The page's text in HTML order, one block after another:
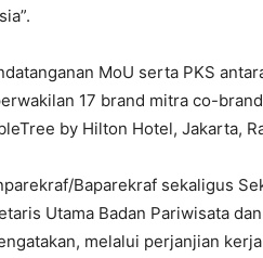
MoU serta PKS
17 brand mitra co-
by Hilton Hotel, Jakarta,
Baparekraf sekaligus
Utama Badan Pariwisata
melalui perjanjian